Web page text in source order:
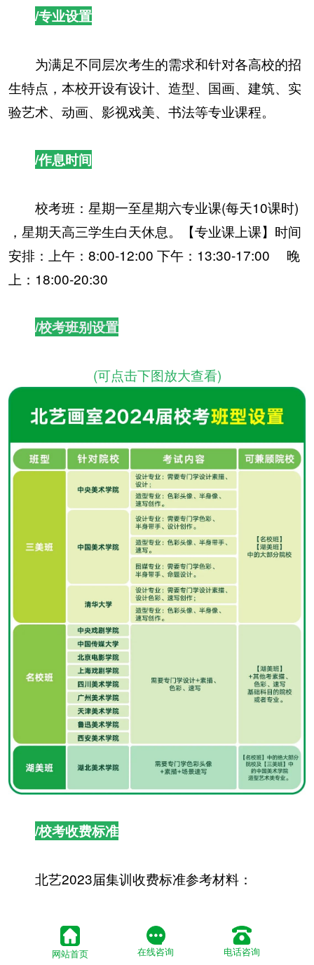
/专业设置
为满足不同层次考生的需求和针对各高校的招
生特点，本校开设有设计、造型、国画、建筑、实
验艺术、动画、影视戏美、书法等专业课程。
/作息时间
校考班：星期一至星期六专业课(每天10课时)
，星期天高三学生白天休息。【专业课上课】时间
安排：上午：8:00-12:00 下午：13:30-17:00 晚
上：18:00-20:30
/校考班别设置
(可点击下图放大查看)
/校考收费标准
北艺2023届集训收费标准参考材料：
为响应国家政策——《国务院办公厅关于规范
校外培训机构发展的意见》(国发办【2018】80号)
网站首页 在线咨询 电话咨询